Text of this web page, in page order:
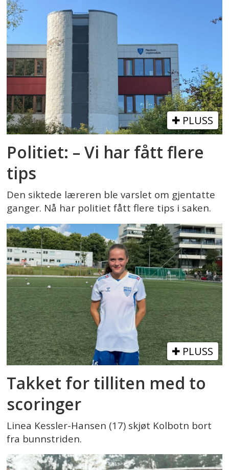
PLUSS
Politiet: – Vi har fått flere
tips
Den siktede læreren ble varslet om gjentatte
ganger. Nå har politiet fått flere tips i saken.
PLUSS
Takket for tilliten med to
scoringer
Linea Kessler-Hansen (17) skjøt Kolbotn bort
fra bunnstriden.